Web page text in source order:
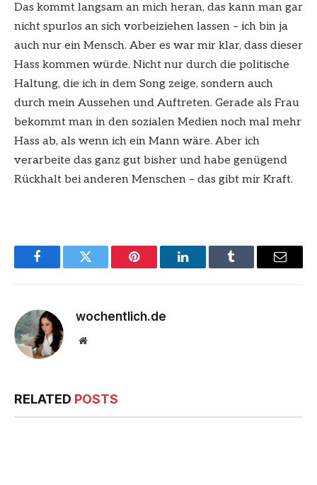
Das kommt langsam an mich heran, das kann man gar
nicht spurlos an sich vorbeiziehen lassen – ich bin ja
auch nur ein Mensch. Aber es war mir klar, dass dieser
Hass kommen würde. Nicht nur durch die politische
Haltung, die ich in dem Song zeige, sondern auch
durch mein Aussehen und Auftreten. Gerade als Frau
bekommt man in den sozialen Medien noch mal mehr
Hass ab, als wenn ich ein Mann wäre. Aber ich
verarbeite das ganz gut bisher und habe genügend
Rückhalt bei anderen Menschen – das gibt mir Kraft.
FacebookTwitter Pinterest LinkedInTumblr Email
wochentlich.de
Website
RELATED POSTS